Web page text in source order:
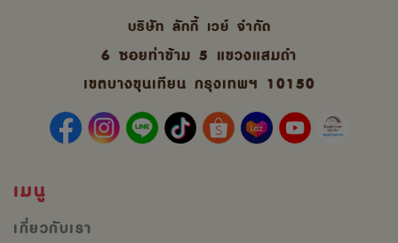
บริษัท ลักกี้ เวย์ จํากัด
6 ซอยท่าข้าม 5 แขวงแสมดำ
เขตบางขุนเทียน กรุงเทพฯ 10150
เมนู
เกี่ยวกับเรา